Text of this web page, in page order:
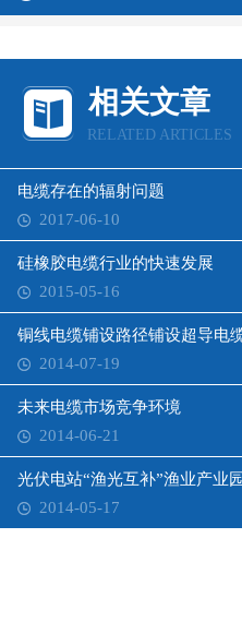
相关文章
RELATED ARTICLES
电缆存在的辐射问题
2017-06-10
硅橡胶电缆行业的快速发展
2015-05-16
铜线电缆铺设路径铺设超导电
2014-07-19
未来电缆市场竞争环境
2014-06-21
光伏电站“渔光互补”渔业产业园
2014-05-17